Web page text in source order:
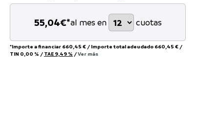
55,04€*al mes en cuotas
*Importe a financiar 660,45 € / Importe total adeudado 660,45 € /
TIN 0,00 % / TAE 9,49 % /Ver más